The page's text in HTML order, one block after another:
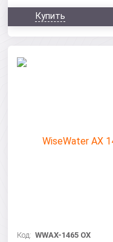
Купить
Код:WWAX-1465 OX